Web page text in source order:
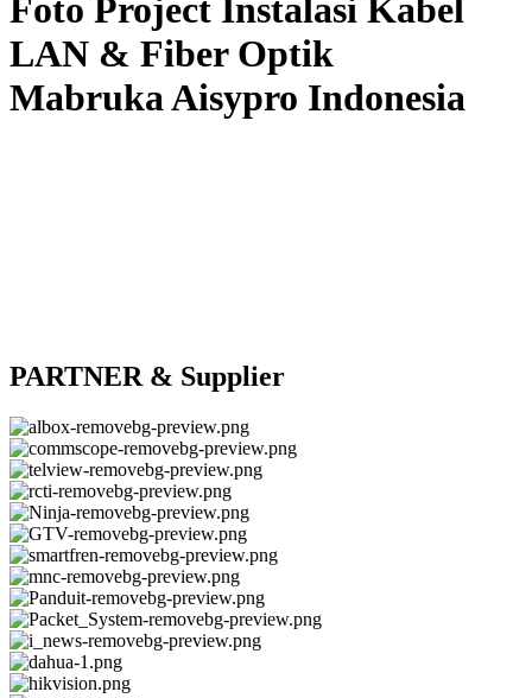
Foto Project Instalasi Kabel
LAN & Fiber Optik
Mabruka Aisypro Indonesia
PARTNER & Supplier